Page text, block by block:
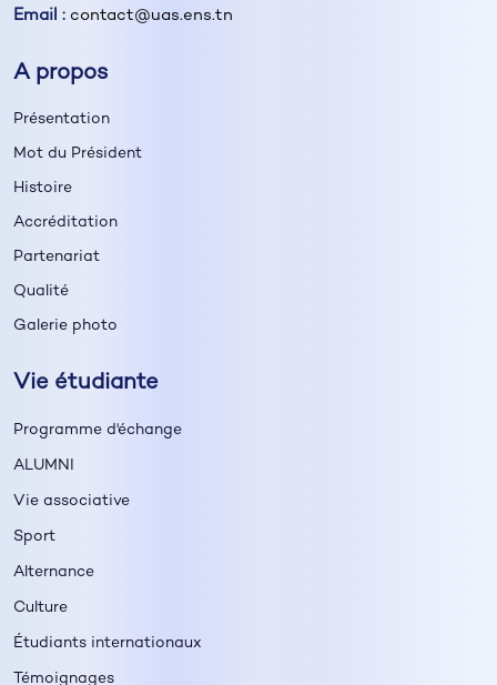
Email : contact@uas.ens.tn
A propos
Présentation
Mot du Président
Histoire
Accréditation
Partenariat
Qualité
Galerie photo
Vie étudiante
Programme d'échange
ALUMNI
Vie associative
Sport
Alternance
Culture
Étudiants internationaux
Témoignages